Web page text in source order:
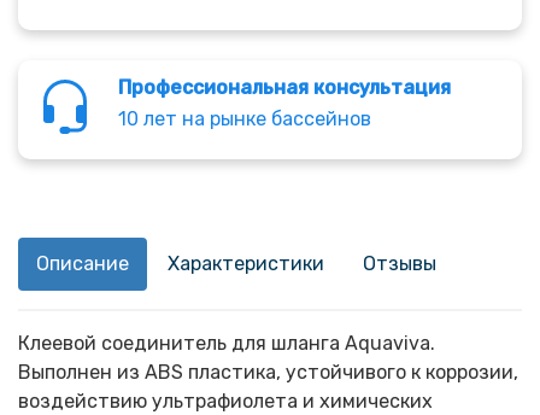
Профессиональная консультация
10 лет на рынке бассейнов
Описание Характеристики Отзывы
Клеевой соединитель для шланга Aquaviva.
Выполнен из ABS пластика, устойчивого к коррозии,
воздействию ультрафиолета и химических